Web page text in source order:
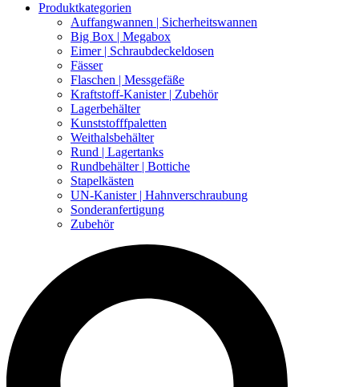
Produktkategorien
Auffangwannen | Sicherheitswannen
Big Box | Megabox
Eimer | Schraubdeckeldosen
Fässer
Flaschen | Messgefäße
Kraftstoff-Kanister | Zubehör
Lagerbehälter
Kunststofffpaletten
Weithalsbehälter
Rund | Lagertanks
Rundbehälter | Bottiche
Stapelkästen
UN-Kanister | Hahnverschraubung
Sonderanfertigung
Zubehör